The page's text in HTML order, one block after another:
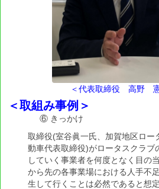
整備事業者に役立つ情報・書籍
事業者支援
メカコミ
従業員の資質及び技術力向
売上を伸ばすために
入庫促進の案内ハガキ
事務合理化のための帳票
売上を伸ばすためのサービ
＜代表取締役 高野
＜取組み事例＞
⑥ きっかけ
取締役(室谷眞一氏、加賀地区ロー
動車代表取締役)がロータスクラブ
していく事業者を何度となく目の
から先の各事業場における人手不
生して行くことは必然であると想